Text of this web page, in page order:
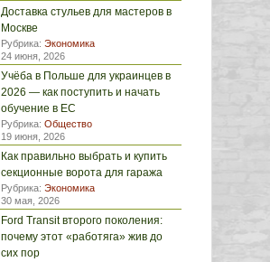
Доставка стульев для мастеров в
Москве
Рубрика: Экономика
24 июня, 2026
Учёба в Польше для украинцев в
2026 — как поступить и начать
обучение в ЕС
Рубрика: Общество
19 июня, 2026
Как правильно выбрать и купить
секционные ворота для гаража
Рубрика: Экономика
30 мая, 2026
Ford Transit второго поколения:
почему этот «работяга» жив до
сих пор